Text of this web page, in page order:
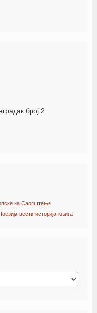
број 2
на Саопштење
вести историја књига